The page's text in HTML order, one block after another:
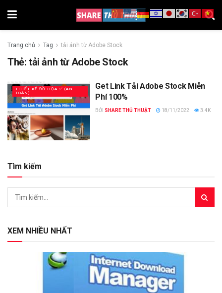
Trang chủ Tag tải ảnh từ Adobe Stock
Thẻ:tải ảnh từ Adobe Stock
THIẾT KẾ ĐỒ HỌA ✅ (AN
TOÀN)
Get Link Tải Adobe Stock Miễn
Phí 100%
BỞI SHARE THỦ THUẬT 18/11/2022 3.4K
Tìm kiếm
XEM NHIỀU NHẤT